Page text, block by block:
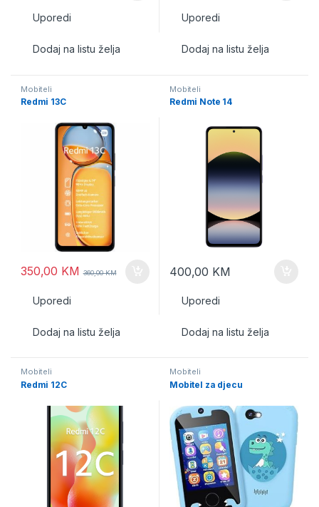
Uporedi
Dodaj na listu želja
Uporedi
Dodaj na listu želja
Mobiteli
Redmi 13C
350,00 KM 360,00KM
Uporedi
Dodaj na listu želja
Mobiteli
Redmi Note 14
400,00 KM
Uporedi
Dodaj na listu želja
Mobiteli
Redmi 12C
Mobiteli
Mobitel za djecu